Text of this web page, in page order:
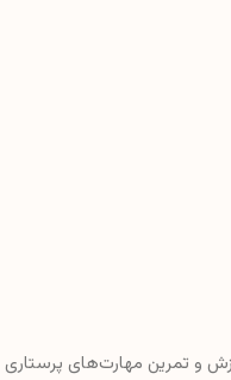
و تمرین مهارت‌های